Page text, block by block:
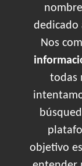
dedicado
Nos
todas
objetivo